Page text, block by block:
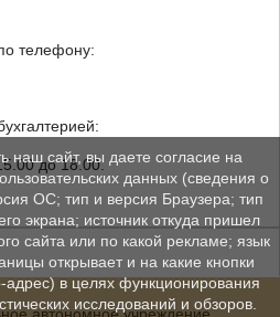
телефону:
до 18.00.
наш сайт, вы даете согласие на
данных (сведения о
ОС; тип и версия Браузера; тип
экрана; источник откуда пришел
сайта или по какой рекламе; язык
открывает и на какие кнопки
адрес) в целях функционирования
исследований и обзоров.